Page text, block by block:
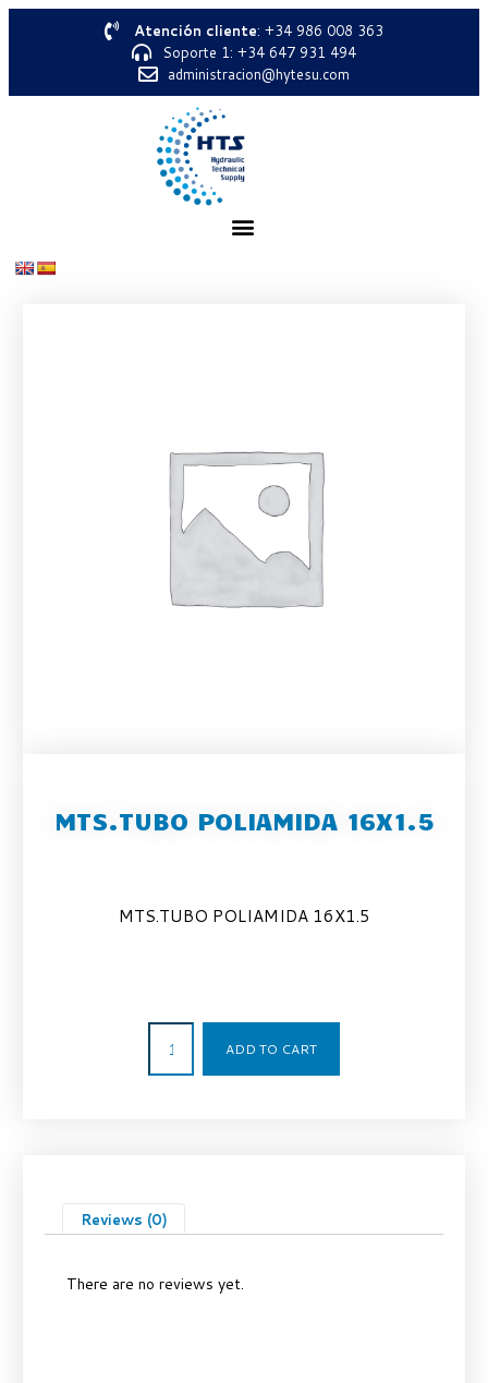
Atención cliente: +34 986 008 363
Soporte 1: +34 647 931 494
administracion@hytesu.com
MTS.TUBO POLIAMIDA 16X1.5
MTS.TUBO POLIAMIDA 16X1.5
ADD TO CART
Reviews (0)
There are no reviews yet.